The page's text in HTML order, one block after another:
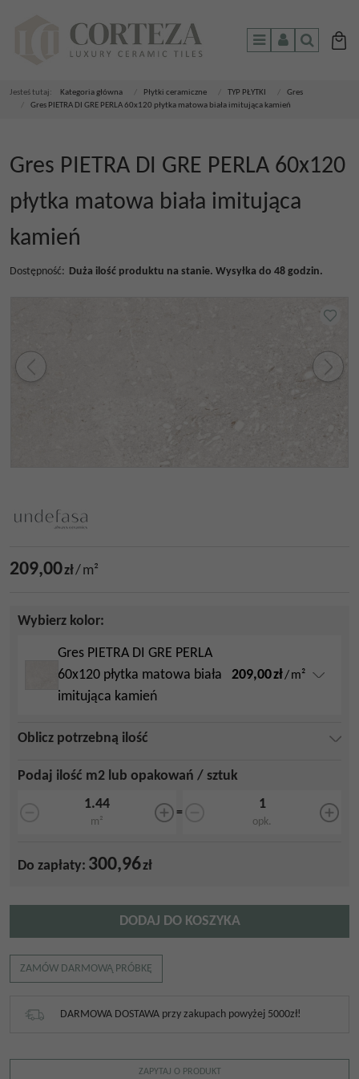
MenuPanelSzukaj
Jesteś tutaj: Kategoria główna Płytki ceramiczne TYP PŁYTKI
Gres
Gres PIETRA DI GRE PERLA 60x120 płytka matowa biała imitująca kamień
Gres PIETRA DI GRE PERLA 60x120
płytka matowa biała imitująca
kamień
Dostępność: Duża ilość produktu na stanie. Wysyłka do 48 godzin.
209,00zł/ m²
Wybierz kolor:
Gres PIETRA DI GRE PERLA
60x120 płytka matowa biała
imitująca kamień
209,00zł/m²
Oblicz potrzebną ilość
Podaj ilość m2 lub opakowań / sztuk
m²
=
opk.
Do zapłaty: 300,96zł
DODAJ DO KOSZYKA
ZAMÓW DARMOWĄ PRÓBKĘ
DARMOWA DOSTAWA przy zakupach powyżej 5000zł!
ZAPYTAJ O PRODUKT